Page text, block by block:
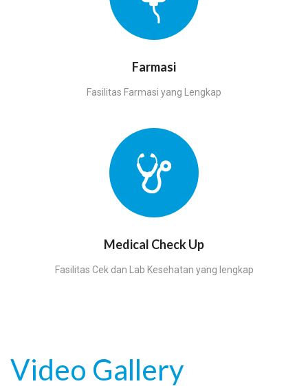
Farmasi
Fasilitas Farmasi yang Lengkap
Medical Check Up
Fasilitas Cek dan Lab Kesehatan yang lengkap
Video Gallery